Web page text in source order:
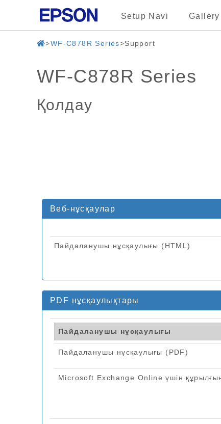
Setup Navi Gallery
WF-C878R Series Support
WF-C878R Series
Қолдау